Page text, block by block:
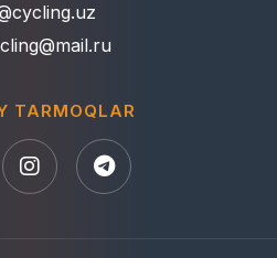
TARMOQLAR